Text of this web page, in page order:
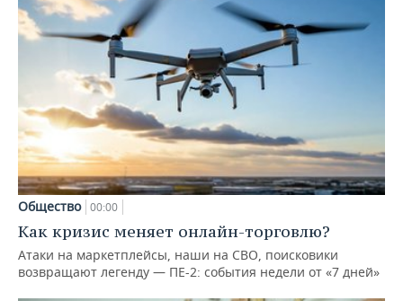
Общество 00:00
Как кризис меняет онлайн-торговлю?
Атаки на маркетплейсы, наши на СВО, поисковики
возвращают легенду — ПЕ-2: события недели от «7 дней»